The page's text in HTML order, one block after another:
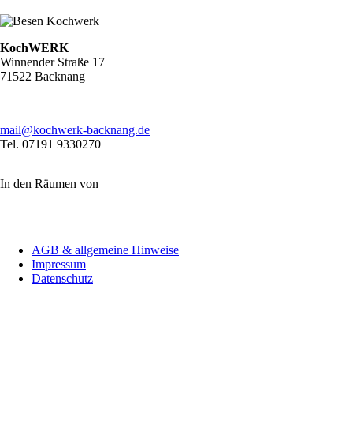
KochWERK
Winnender Straße 17
71522 Backnang
mail@kochwerk-backnang.de
Tel. 07191 9330270
In den Räumen von
überspringenAGB & allgemeine Hinweise
Impressum
Datenschutz